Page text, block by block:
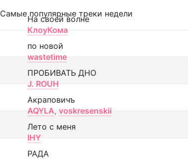
Самые популярные треки недели
На своей волне
КлоуКома
по новой
wastetime
ПРОБИВАТЬ ДНО
J. ROUH
Акраповичъ
AQYLA, voskresenskii
Лето с меня
IHY
РАДА